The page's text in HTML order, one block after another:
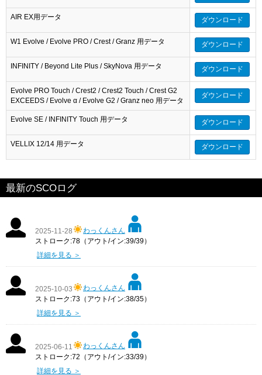
AIR EX用データ ダウンロード
W1 Evolve / Evolve PRO / Crest / Granz 用データ ダウンロード
INFINITY / Beyond Lite Plus / SkyNova 用データ ダウンロード
Evolve PRO Touch / Crest2 / Crest2 Touch / Crest G2
EXCEEDS / Evolve α / Evolve G2 / Granz neo 用データ
ダウンロード
Evolve SE / INFINITY Touch 用データ ダウンロード
VELLIX 12/14 用データ ダウンロード
最新のSCOログ
2025-11-28
わっくんさん
ストローク:78（アウト/イン:39/39）
詳細を見る ＞
2025-10-03
わっくんさん
ストローク:73（アウト/イン:38/35）
詳細を見る ＞
2025-06-11
わっくんさん
ストローク:72（アウト/イン:33/39）
詳細を見る ＞